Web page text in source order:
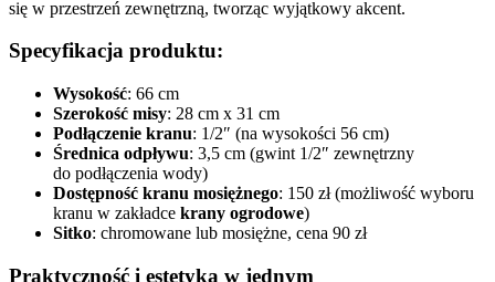
się w przestrzeń zewnętrzną, tworząc wyjątkowy akcent.
Specyfikacja produktu:
Wysokość: 66 cm
Szerokość misy: 28 cm x 31 cm
Podłączenie kranu: 1/2″ (na wysokości 56 cm)
Średnica odpływu: 3,5 cm (gwint 1/2″ zewnętrzny
do podłączenia wody)
Dostępność kranu mosiężnego: 150 zł (możliwość wyboru
kranu w zakładce krany ogrodowe)
Sitko: chromowane lub mosiężne, cena 90 zł
Praktyczność i estetyka w jednym